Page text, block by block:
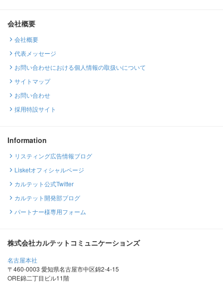
会社概要
会社概要
代表メッセージ
お問い合わせにおける個人情報の取扱いについて
サイトマップ
お問い合わせ
採用特設サイト
Information
リスティング広告情報ブログ
Lisketオフィシャルページ
カルテット公式Twitter
カルテット開発部ブログ
パートナー様専用フォーム
株式会社カルテットコミュニケーションズ
名古屋本社
〒460-0003 愛知県名古屋市中区錦2-4-15
ORE錦二丁目ビル11階